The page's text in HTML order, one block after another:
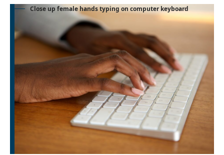
Close up female hands typing on computer keyboard